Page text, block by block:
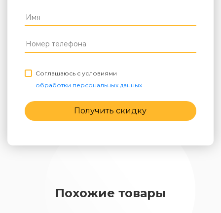
Соглашаюсь с условиями
обработки персональных данных
Получить скидку
Похожие товары